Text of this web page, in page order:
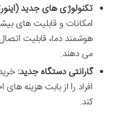
تکنولوژی های جدید
امکانات و قابلیت های
هوشمند دما، قابلیت اتصال
می دهند.
گارانتی دستگاه جدید:
افراد را از بابت هزینه
کند.